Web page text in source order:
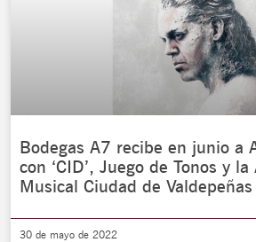
Bodegas A7 recibe en junio a
con ‘CID’, Juego de Tonos y
Musical Ciudad de Valdepeñas
30 de mayo de 2022